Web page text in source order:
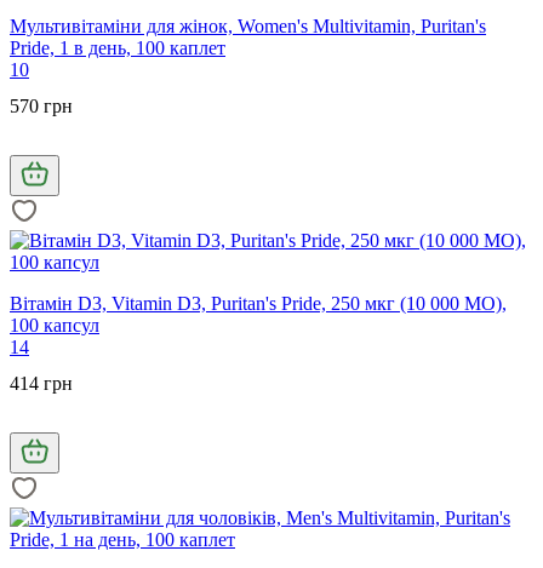
Мультивітаміни для жінок, Women's Multivitamin, Puritan's
Pride, 1 в день, 100 каплет
10
570 грн
Вітамін D3, Vitamin D3, Puritan's Pride, 250 мкг (10 000 МО),
100 капсул
14
414 грн